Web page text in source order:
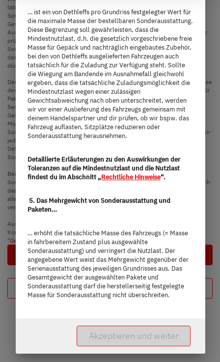
at the bottom left of the website). You can find further
information in our Privacy Policy.
tatsächliche Zuladungsmöglichkeit trotz der Begrenzung der
Sonderausstattung die Mindestnutzlast wegen einer zulässigen
Gewichtsabweichung nach oben unterschreitet, werden wir vor einer
Auslieferung des Fahrzeugs gemeinsam mit deinem Handelspartner und dir
prüfen, ob wir bspw. das Fahrzeug auflasten, Sitzplätze reduzieren oder
Sonderausstattung herausnehmen. Die technisch zulässige Gesamtmasse
des Fahrzeugs sowie die technisch zulässige Gesamtmasse auf der Achse
dürfen nicht überschritten werden.
Der werkseitige Einbau von Sonderausstattung erhöht die tatsächliche Masse
des Fahrzeugs und verringert die Nutzlast. Das angegebene Mehrgewicht für
Pakete und Sonderausstattung weist das Mehrgewicht gegenüber der
Serienausstattung des jeweiligen Modells bzw. Grundrisses aus. Das
Gesamtgewicht der ausgewählten Sonderausstattung darf die in den
Modellübersichten angegebene herstellerseitig festgelegte Masse für
Sonderausstattung nicht überschreiten. Hierbei handelt es sich um einen für
jeden Typ und Grundriss ermittelten kalkulatorischen Wert, mit dem
Dethleffs festlegt, wieviel Gewicht für werkseitig eingebaute
Sonderausstattung maximal zur Verfügung steht.
Bei einer Auflastung erhöht sich die herstellerseitig festgelegte Masse für
Sonderausstattung. Die Erhöhung ergibt sich aus der höheren Nutzlast durch
das alternative Fahrgestell. Hiervon sind das erhöhte Eigengewicht des
alternativen Fahrgestells sowie insbesondere das Gewicht für ggf.
verpflichtende schwerere Motorvarianten (z. B. 180 PS) abzuziehen.
Ausführliche Hinweise & Erläuterungen zur Gewichtsthematik und zur
Konfiguration des Fahrzeugs findest du im Abschnitt
"Gewichtsinformationen ".
Nächster Schritt
Deine Konfiguration
… ist ein von Dethleffs pro Grundriss festgelegter Wert für
die maximale Masse der bestellbaren Sonderausstattung.
Diese Begrenzung soll gewährleisten, dass die
Mindestnutzlast, d.h. die gesetzlich vorgeschriebene freie
Masse für Gepäck und nachträglich eingebautes Zubehör,
bei den von Dethleffs ausgelieferten Fahrzeugen auch
tatsächlich für die Zuladung zur Verfügung steht. Sollte
die Wiegung am Bandende im Ausnahmefall gleichwohl
ergeben, dass die tatsächliche Zuladungsmöglichkeit die
Mindestnutzlast wegen einer zulässigen
Gewichtsabweichung nach oben unterschreitet, werden
wir vor einer Auslieferung des Fahrzeugs gemeinsam mit
deinem Handelspartner und dir prüfen, ob wir bspw. das
Fahrzeug auflasten, Sitzplätze reduzieren oder
Sonderausstattung herausnehmen.
Detaillierte Erläuterungen zu den Auswirkungen der
Toleranzen auf die Mindestnutzlast und die Nutzlast
findest du im Abschnitt „Rechtliche Hinweise“.
5. Das Mehrgewicht von Sonderausstattung und
Paketen…
… erhöht die tatsächliche Masse des Fahrzeugs (= Masse
in fahrbereitem Zustand plus ausgewählte
Sonderausstattung) und verringert die Nutzlast. Der
angegebene Wert weist das Mehrgewicht gegenüber der
Serienausstattung des jeweiligen Grundrisses aus. Das
Gesamtgewicht der ausgewählten Pakete und
Sonderausstattung darf die herstellerseitig festgelegte
Masse für Sonderausstattung nicht überschreiten.
Akzeptieren und weiter